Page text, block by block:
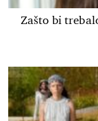
Zašto bi